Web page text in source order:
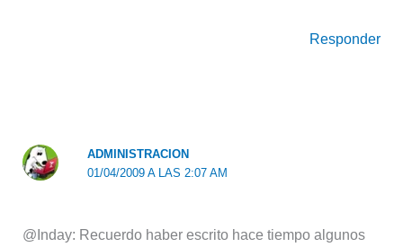
Responder
ADMINISTRACION
01/04/2009 A LAS 2:07 AM
@Inday: Recuerdo haber escrito hace tiempo algunos